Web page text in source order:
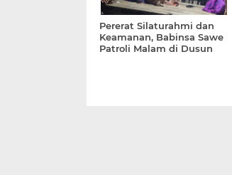
Pererat Silaturahmi dan
Keamanan, Babinsa Sawe
Patroli Malam di Dusun